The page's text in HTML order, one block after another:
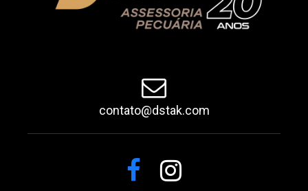
contato@dstak.com